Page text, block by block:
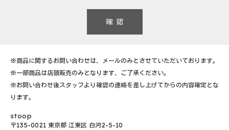
※商品に関するお問い合わせは、メールのみとさせていただいております。
※一部商品は店頭販売のみとなります、ご了承ください。
※お問い合わせ後スタッフより確認の連絡を差し上げてからの内容確定とな
ります。
stoop
〒135-0021 東京都 江東区 白河2-5-10